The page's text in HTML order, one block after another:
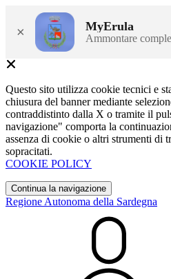
× MyErula
Ammontare
Questo sito utilizza cookie tecnici e
chiusura del banner mediante
contraddistinto dalla X o tramite il
navigazione" comporta la
assenza di cookie o altri strumenti di
sopracitati.
COOKIE POLICY
Continua la navigazione
Regione Autonoma della Sardegna